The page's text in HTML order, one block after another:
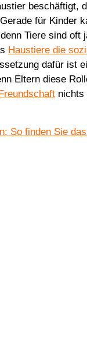
beschäftigt,
für Kinder
Tiere sind oft
Haustiere die
dafür ist
Eltern diese
nichts
So finden Sie